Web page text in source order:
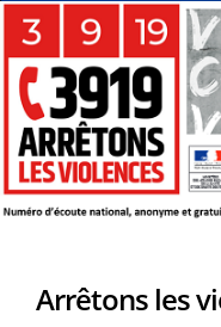
Arrêtons les